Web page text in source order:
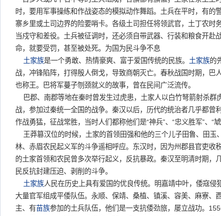
时，要用军事操练和作战姿态的模拟动作舞蹈。土兵在平时，有的
寨乡里或土司边界的险要哨卡。各级土司担任将领武官，土丁农时
当戍守和差役。土兵被征调时，还必须自带武器、行装和粮食开赴
命，就要受罚，甚至被处死。为国为民斗争不息
土家族是一个勇敢、热情豪爽、富于爱国传统的民族。 土家族的
战，冲锋陷阵，打得殷人倒戈，导致商朝灭亡。春秋战国时期，巴
也称王。巴将军蔓子刎颈就义的故事，曾在民间广泛流传。
巴郡、南郡等地在秦时曾发生过虎患，土家人以白竹弩箭射杀群
战，参加过秦统一全国的战争。秦汉以后，历代的统治者几乎都曾
作战勇猛，征战常胜，当时人们都称他们是“神兵”、“忠义胜军”、“
王莽篡汉位的时候，土家的首领田强和他的三个儿子田鲁、田玉
林、赤眉农民起义军的斗争遥相呼应。东汉时，因为州郡县官吏收
的土家首领和农民曾多次举行起义，反抗暴政。秦汉至明清时期，
民反抗封建压迫、剥削的斗争。
土家族人民在历史上具有爱国的优良传统。明嘉靖中叶，倭寇侵
大量官军组成平倭队伍。永顺、保靖、桑植、镇溪、容美、麻寮、
主、有苗族参加的土兵队伍，他们是一支抗倭劲旅，屡立战功。